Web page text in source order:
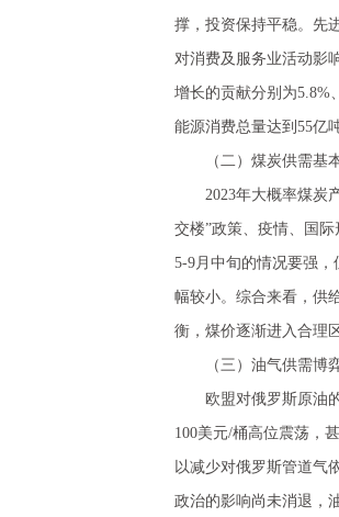
撑，投资保持平稳。先
对消费及服务业活动影
增长的贡献分别为5.8%
能源消费总量达到55亿
（二）煤炭供需基本
2023年大概率煤炭产
交楼”政策、疫情、国
5-9月中旬的情况要强
幅较小。综合来看，供
衡，煤价逐渐进入合理
（三）油气供需博弈
欧盟对俄罗斯原油的
100美元/桶高位震荡，
以减少对俄罗斯管道气
政治的影响尚未消退，